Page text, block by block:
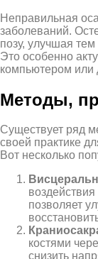
Неправильная
заболеваний.
позу, улучшая
Это особенно
компьютером или
Методы,
Существует ряд
своей практике
Вот несколько
позволяет
костями
снизить